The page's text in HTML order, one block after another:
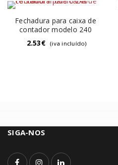
Fechadura para caixa de
contador modelo 240
2.53€ (iva incluído)
SIGA-NOS